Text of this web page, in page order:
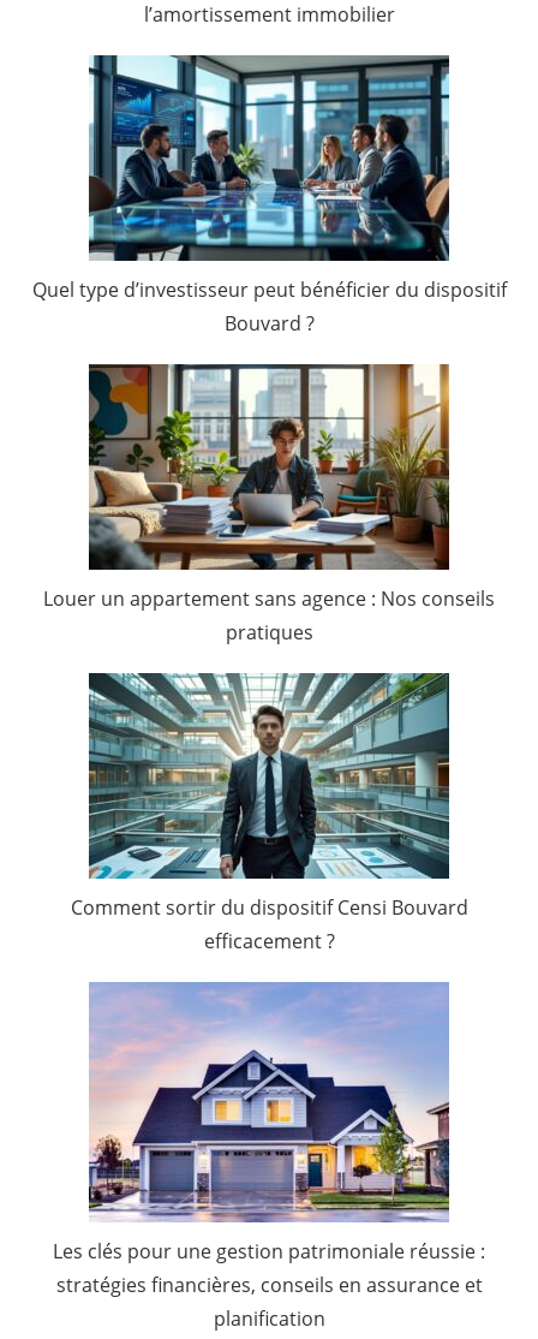
l’amortissement immobilier
Quel type d’investisseur peut bénéficier du dispositif
Bouvard ?
Louer un appartement sans agence : Nos conseils
pratiques
Comment sortir du dispositif Censi Bouvard
efficacement ?
Les clés pour une gestion patrimoniale réussie :
stratégies financières, conseils en assurance et
planification